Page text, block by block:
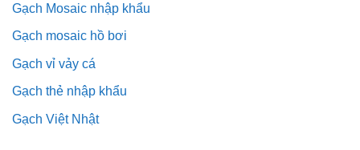
Gạch Mosaic nhập khẩu
Gạch mosaic hồ bơi
Gạch vỉ vảy cá
Gạch thẻ nhập khẩu
Gạch Việt Nhật